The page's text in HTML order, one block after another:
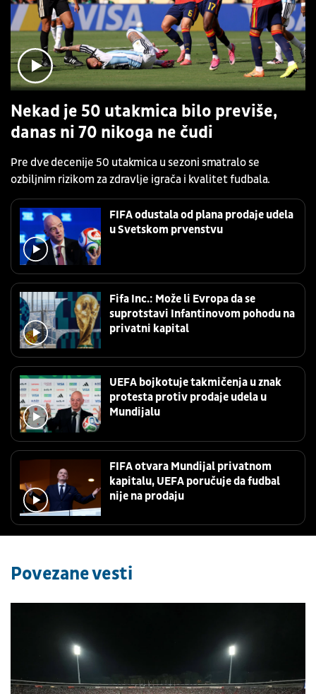
Nekad je 50 utakmica bilo previše,
danas ni 70 nikoga ne čudi
Pre dve decenije 50 utakmica u sezoni smatralo se
ozbiljnim rizikom za zdravlje igrača i kvalitet fudbala.
FIFA odustala od plana prodaje udela
u Svetskom prvenstvu
Fifa Inc.: Može li Evropa da se
suprotstavi Infantinovom pohodu na
privatni kapital
UEFA bojkotuje takmičenja u znak
protesta protiv prodaje udela u
Mundijalu
FIFA otvara Mundijal privatnom
kapitalu, UEFA poručuje da fudbal
nije na prodaju
Povezane vesti